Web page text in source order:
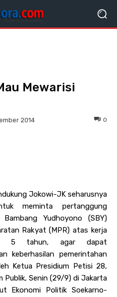
Mewarisi
2014 0
Jokowi-JK seharusnya
meminta pertanggung
Yudhoyono (SBY)
Rakyat (MPR) atas kerja
5 tahun, agar dapat
keberhasilan pemerintahan
Ketua Presidium Petisi 28,
Publik, Senin (29/9) di Jakarta
Ekonomi Politik Soekarno-